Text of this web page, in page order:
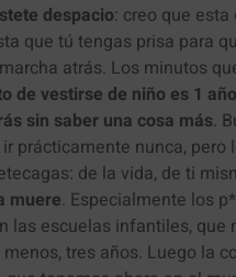
despacio: creo que
que tú tengas prisa para
atrás. Los minutos
de vestirse de niño es 1
sin saber una cosa más.
prácticamente nunca,
de la vida, de ti
muere. Especialmente los
las escuelas infantiles,
tres años. Luego la